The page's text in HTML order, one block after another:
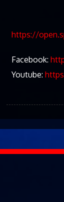
https://
Facebook:
Youtube: